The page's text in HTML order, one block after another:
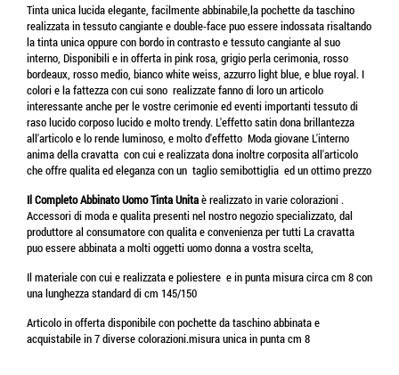
Tinta unica lucida elegante, facilmente abbinabile,la pochette da taschino
realizzata in tessuto cangiante e double-face puo essere indossata risaltando
la tinta unica oppure con bordo in contrasto e tessuto cangiante al suo
interno, Disponibili e in offerta in pink rosa, grigio perla cerimonia, rosso
bordeaux, rosso medio, bianco white weiss, azzurro light blue, e blue royal. I
colori e la fattezza con cui sono realizzate fanno di loro un articolo
interessante anche per le vostre cerimonie ed eventi importanti tessuto di
raso lucido corposo lucido e molto trendy. L'effetto satin dona brillantezza
all'articolo e lo rende luminoso, e molto d'effetto Moda giovane L'interno
anima della cravatta con cui e realizzata dona inoltre corposita all'articolo
che offre qualita ed eleganza con un taglio semibottiglia ed un ottimo prezzo
Il Completo Abbinato Uomo Tinta Unitaè realizzato in varie colorazioni .
Accessori di moda e qualita presenti nel nostro negozio specializzato, dal
produttore al consumatore con qualita e convenienza per tutti La cravatta
puo essere abbinata a molti oggetti uomo donna a vostra scelta,
Il materiale con cui e realizzata e poliestere e in punta misura circa cm 8 con
una lunghezza standard di cm 145/150
Articolo in offerta disponibile con pochette da taschino abbinata e
acquistabile in 7 diverse colorazioni.misura unica in punta cm 8